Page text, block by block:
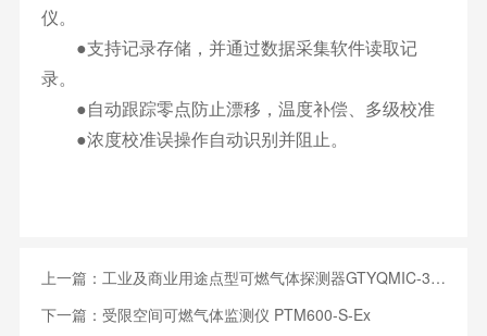
仪。
●支持记录存储，并通过数据采集软件读取记
录。
●自动跟踪零点防止漂移，温度补偿、多级校准
●浓度校准误操作自动识别并阻止。
上一篇： 工业及商业用途点型可燃气体探测器GTYQMIC-300S
下一篇： 受限空间可燃气体监测仪 PTM600-S-Ex